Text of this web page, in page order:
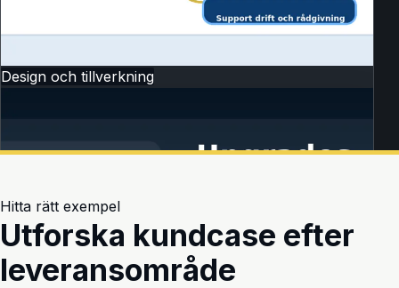
Design och tillverkning
Hitta rätt exempel
Utforska kundcase efter
leveransområde